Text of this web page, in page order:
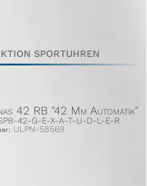
SPORTUHREN
42 RB "42 Mm Automatik"
42-G-E-X-A-T-U-D-L-E-R
ULPN-58569